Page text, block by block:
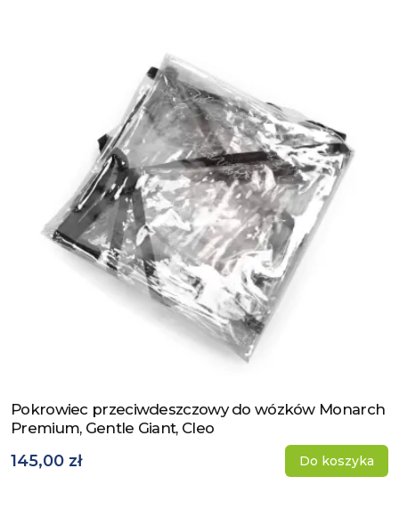
Zobacz produkt
Pokrowiec przeciwdeszczowy do wózków Monarch
Premium, Gentle Giant, Cleo
145,00 zł Do koszyka